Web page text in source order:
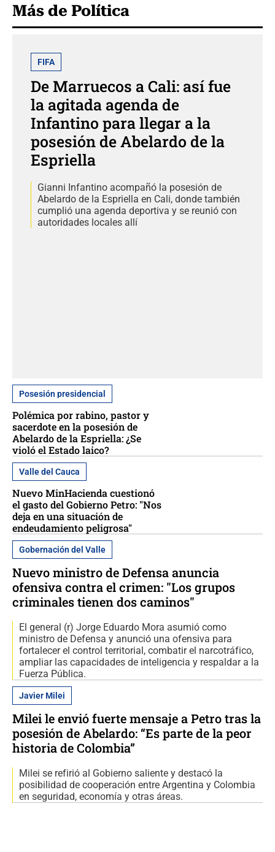
Más de Política
FIFA
De Marruecos a Cali: así fue
la agitada agenda de
Infantino para llegar a la
posesión de Abelardo de la
Espriella
Gianni Infantino acompañó la posesión de
Abelardo de la Espriella en Cali, donde también
cumplió una agenda deportiva y se reunió con
autoridades locales allí
Posesión presidencial
Polémica por rabino, pastor y
sacerdote en la posesión de
Abelardo de la Espriella: ¿Se
violó el Estado laico?
Valle del Cauca
Nuevo MinHacienda cuestionó
el gasto del Gobierno Petro: "Nos
deja en una situación de
endeudamiento peligrosa"
Gobernación del Valle
Nuevo ministro de Defensa anuncia
ofensiva contra el crimen: "Los grupos
criminales tienen dos caminos"
El general (r) Jorge Eduardo Mora asumió como
ministro de Defensa y anunció una ofensiva para
fortalecer el control territorial, combatir el narcotráfico,
ampliar las capacidades de inteligencia y respaldar a la
Fuerza Pública.
Javier Milei
Milei le envió fuerte mensaje a Petro tras la
posesión de Abelardo: “Es parte de la peor
historia de Colombia”
Milei se refirió al Gobierno saliente y destacó la
posibilidad de cooperación entre Argentina y Colombia
en seguridad, economía y otras áreas.